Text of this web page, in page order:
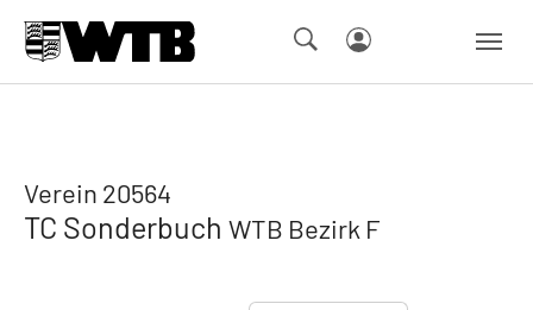
Verein 20564
TC Sonderbuch WTB Bezirk F